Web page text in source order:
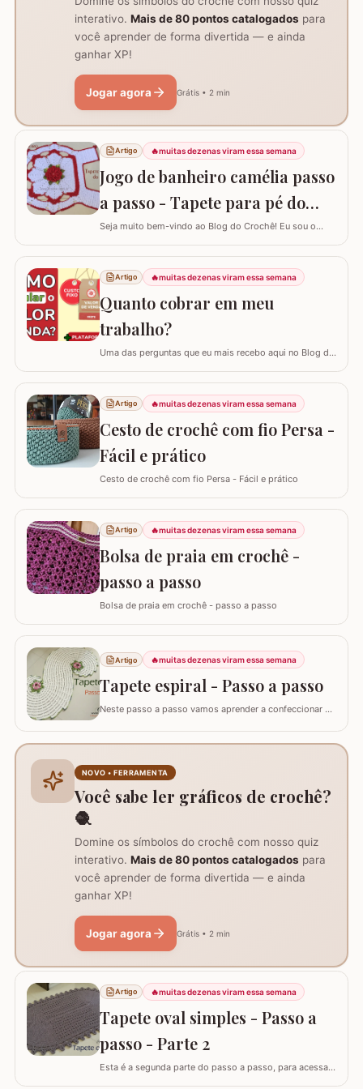
interativo. Mais de 80 pontos catalogados para
você aprender de forma divertida — e ainda
ganhar XP!
Jogar agora Grátis • 2 min
Artigo 🔥muitas dezenas viram essa semana
Jogo de banheiro camélia passo
a passo - Tapete para pé do
vaso
Seja muito bem-vindo ao Blog do Crochê! Eu sou o
tapete camélia para o pé do vaso sanitário. Este passo
a passo foi elaborado com muito carinho para que você
complete seu jogo de banheiro com perfeição. É uma
peça com encaixe preciso e um…
Artigo 🔥muitas dezenas viram essa semana
Quanto cobrar em meu
trabalho?
Uma das perguntas que eu mais recebo aqui no Blog do
quem já tem estrada, é: "Samuel, quanto eu devo cobrar
pelas minhas peças?". Eu sei que muitas vezes o medo
de cobrar o valor justo e não vender fala mais alto, mas
hoje eu quero te ajudar a mudar…
Artigo 🔥muitas dezenas viram essa semana
Cesto de crochê com fio Persa -
Fácil e prático
Cesto de crochê com fio Persa - Fácil e prático
Artigo 🔥muitas dezenas viram essa semana
Bolsa de praia em crochê -
passo a passo
Bolsa de praia em crochê - passo a passo
Artigo 🔥muitas dezenas viram essa semana
Tapete espiral - Passo a passo
Neste passo a passo vamos aprender a confeccionar o
multicolor para contorno, flores e folhas. Se for utilizar
como trilho de mesa aconselho um fio…
NOVO • FERRAMENTA
Você sabe ler gráficos de crochê?
🧶
Domine os símbolos do crochê com nosso quiz
interativo. Mais de 80 pontos catalogados para
você aprender de forma divertida — e ainda
ganhar XP!
Jogar agora Grátis • 2 min
Artigo 🔥muitas dezenas viram essa semana
Tapete oval simples - Passo a
passo - Parte 2
Esta é a segunda parte do passo a passo, para acessar